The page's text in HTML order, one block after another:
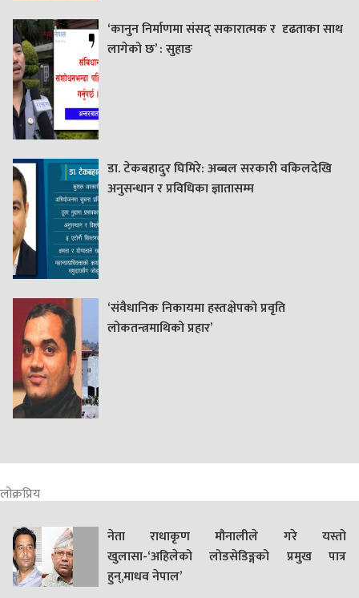
‘कानुन निर्माणमा संसद् सकारात्मक र दृढताका साथ
लागेको छ’ : सुहाङ
डा. टेकबहादुर घिमिरे: अब्बल सरकारी वकिलदेखि
अनुसन्धान र प्रविधिका ज्ञातासम्म
‘संवैधानिक निकायमा हस्तक्षेपको प्रवृति
लोकतन्त्रमाथिको प्रहार’
लोक्रप्रिय
नेता राधाकृण मौनालीले गरे यस्तो
खुलासा-‘अहिलेको लोडसेडिङ्गको प्रमुख पात्र
हुन्,माधव नेपाल’